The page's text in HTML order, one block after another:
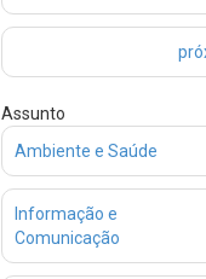
Assunto
Ambiente e Saúde
Informação e
Comunicação